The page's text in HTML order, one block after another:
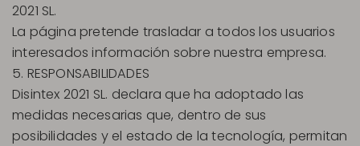
2021 SL.
La página pretende trasladar a todos los usuarios
interesados información sobre nuestra empresa.
5. RESPONSABILIDADES
Disintex 2021 SL. declara que ha adoptado las
medidas necesarias que, dentro de sus
posibilidades y el estado de la tecnología, permitan